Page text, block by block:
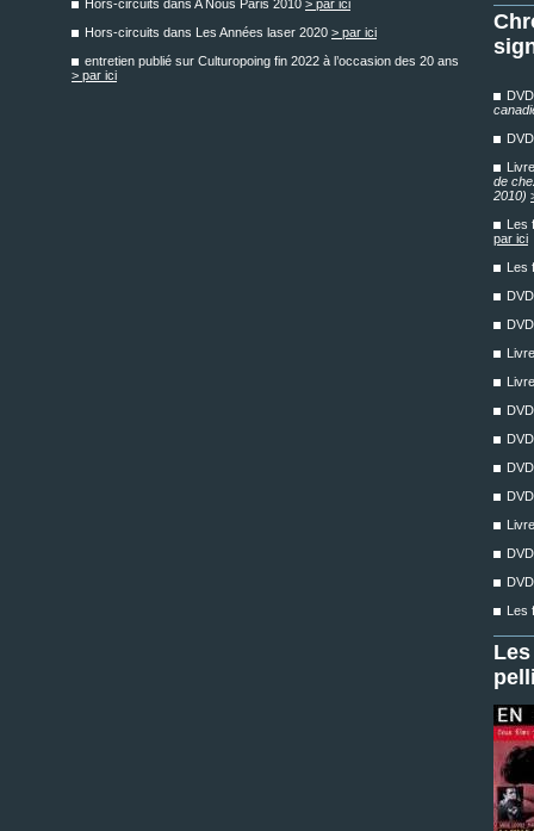
Hors-circuits dans A Nous Paris 2010 > par ici
Hors-circuits dans Les Années laser 2020 > par ici
entretien publié sur Culturopoing fin 2022 à l’occasion des 20 ans
> par ici
de
2010)
Les
par ici
Les
Les